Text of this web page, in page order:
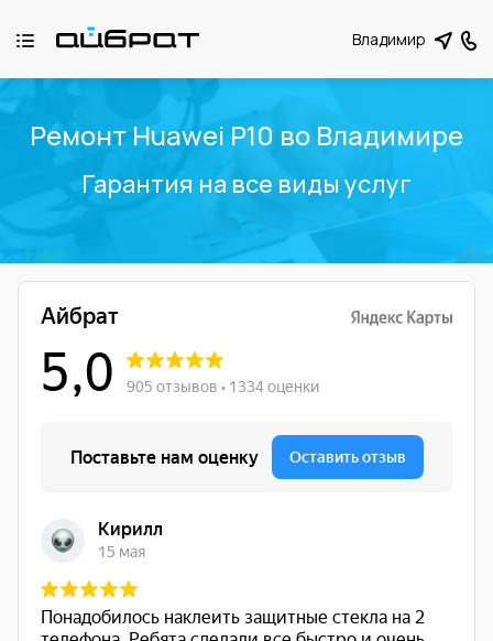
Владимир
Ремонт Huawei P10 во Владимире
Гарантия на все виды услуг